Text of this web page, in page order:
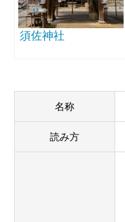
須佐神社
名称
読み方